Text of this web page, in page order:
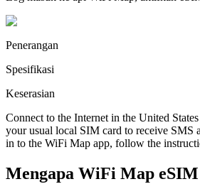
Penerangan
Spesifikasi
Keserasian
Connect to the Internet in the United
your usual local SIM card to receive SMS
in to the WiFi Map app, follow the
Mengapa WiFi Map eSIM